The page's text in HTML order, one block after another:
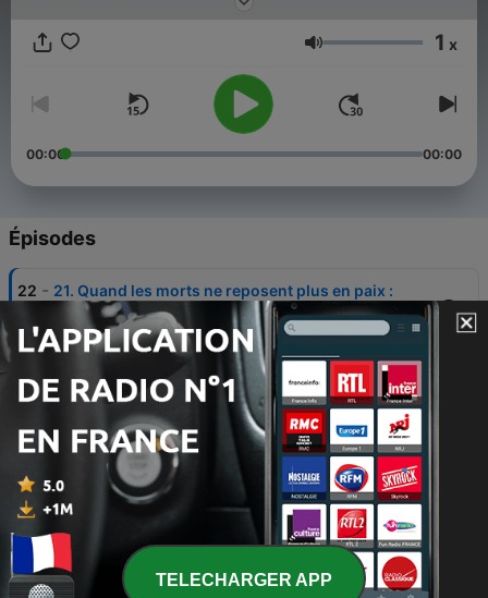
Volume 1 x
00:00 00:00
Épisodes
22 - 21. Quand les morts ne reposent plus en paix :
scandales funéraires d’hier et d’aujourd’hui
05 déc. 2025
21 - 20. Les Deathbots : L’au-delà à l’ère de
l’intelligence artificielle
-
19. Hollywood hanté : quand les stars croisent les
esprits
30 oct. 2025
19
18. Entre Funeste Héritage et Noces Macabres :
des pratiques ancestrales qui font frissonner
10 avr. 2025 TELECHARGER APP